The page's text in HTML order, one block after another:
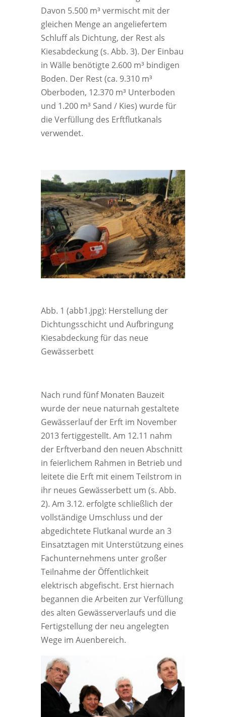
Davon 5.500 m³ vermischt mit der
gleichen Menge an angeliefertem
Schluff als Dichtung, der Rest als
Kiesabdeckung (s. Abb. 3). Der Einbau
in Wälle benötigte 2.600 m³ bindigen
Boden. Der Rest (ca. 9.310 m³
Oberboden, 12.370 m³ Unterboden
und 1.200 m³ Sand / Kies) wurde für
die Verfüllung des Erftflutkanals
verwendet.
Abb. 1 (abb1.jpg): Herstellung der
Dichtungsschicht und Aufbringung
Kiesabdeckung für das neue
Gewässerbett
Nach rund fünf Monaten Bauzeit
wurde der neue naturnah gestaltete
Gewässerlauf der Erft im November
2013 fertiggestellt. Am 12.11 nahm
der Erftverband den neuen Abschnitt
in feierlichem Rahmen in Betrieb und
leitete die Erft mit einem Teilstrom in
ihr neues Gewässerbett um (s. Abb.
2). Am 3.12. erfolgte schließlich der
vollständige Umschluss und der
abgedichtete Flutkanal wurde an 3
Einsatztagen mit Unterstützung eines
Fachunternehmens unter großer
Teilnahme der Öffentlichkeit
elektrisch abgefischt. Erst hiernach
begannen die Arbeiten zur Verfüllung
des alten Gewässerverlaufs und die
Fertigstellung der neu angelegten
Wege im Auenbereich.